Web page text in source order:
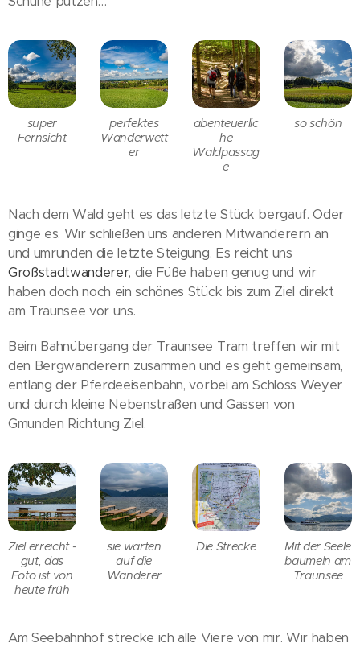
super
Fernsicht
perfektes
Wanderwett
er
abenteuerlic
he
Waldpassag
e
so schön
Nach dem Wald geht es das letzte Stück bergauf. Oder
ginge es. Wir schließen uns anderen Mitwanderern an
und umrunden die letzte Steigung. Es reicht uns
Großstadtwanderer, die Füße haben genug und wir
haben doch noch ein schönes Stück bis zum Ziel direkt
am Traunsee vor uns.
Beim Bahnübergang der Traunsee Tram treffen wir mit
den Bergwanderern zusammen und es geht gemeinsam,
entlang der Pferdeeisenbahn, vorbei am Schloss Weyer
und durch kleine Nebenstraßen und Gassen von
Gmunden Richtung Ziel.
Ziel erreicht -
gut, das
Foto ist von
heute früh
sie warten
auf die
Wanderer
Die Strecke
Mit der Seele
baumeln am
Traunsee
Am Seebahnhof strecke ich alle Viere von mir. Wir haben